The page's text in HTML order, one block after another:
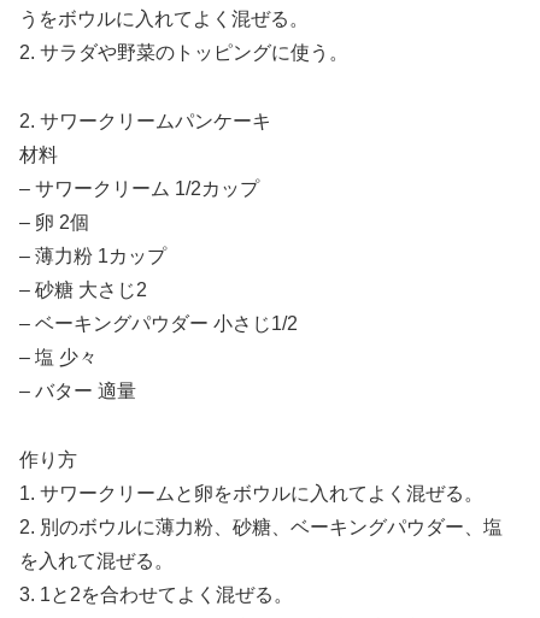
うをボウルに入れてよく混ぜる。
2. サラダや野菜のトッピングに使う。
2. サワークリームパンケーキ
材料
– サワークリーム 1/2カップ
– 卵 2個
– 薄力粉 1カップ
– 砂糖 大さじ2
– ベーキングパウダー 小さじ1/2
– 塩 少々
– バター 適量
作り方
1. サワークリームと卵をボウルに入れてよく混ぜる。
2. 別のボウルに薄力粉、砂糖、ベーキングパウダー、塩
を入れて混ぜる。
3. 1と2を合わせてよく混ぜる。